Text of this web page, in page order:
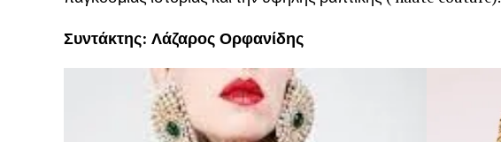
Συντάκτης: Λάζαρος Ορφανίδης